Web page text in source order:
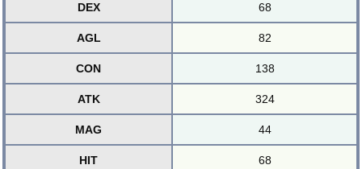
DEX 68
AGL 82
CON 138
ATK 324
MAG 44
HIT 68